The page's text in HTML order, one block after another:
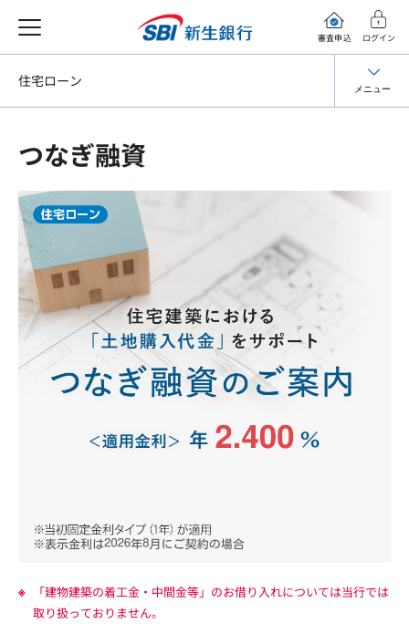
審査申込 ログイン
つなぎ融資
「建物建築の着工金・中間金等」のお借り入れについては当行では
取り扱っておりません。
住宅ローン メニュー